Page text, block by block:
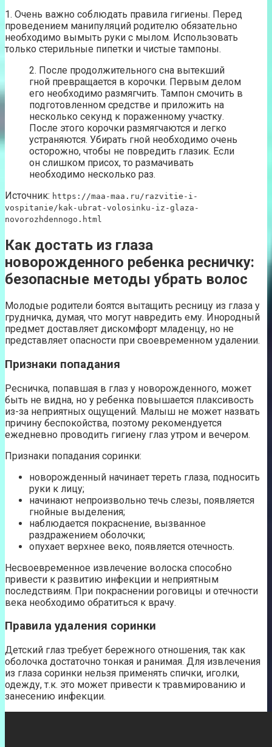
1. Очень важно соблюдать правила гигиены. Перед
проведением манипуляций родителю обязательно
необходимо вымыть руки с мылом. Использовать
только стерильные пипетки и чистые тампоны.
2. После продолжительного сна вытекший
гной превращается в корочки. Первым делом
его необходимо размягчить. Тампон смочить в
подготовленном средстве и приложить на
несколько секунд к пораженному участку.
После этого корочки размягчаются и легко
устраняются. Убирать гной необходимо очень
осторожно, чтобы не повредить глазик. Если
он слишком присох, то размачивать
необходимо несколько раз.
Источник: https://maa-maa.ru/razvitie-i-
vospitanie/kak-ubrat-volosinku-iz-glaza-
novorozhdennogo.html
Как достать из глаза
новорожденного ребенка ресничку:
безопасные методы убрать волос
Молодые родители боятся вытащить ресницу из глаза у
грудничка, думая, что могут навредить ему. Инородный
предмет доставляет дискомфорт младенцу, но не
представляет опасности при своевременном удалении.
Признаки попадания
Ресничка, попавшая в глаз у новорожденного, может
быть не видна, но у ребенка повышается плаксивость
из-за неприятных ощущений. Малыш не может назвать
причину беспокойства, поэтому рекомендуется
ежедневно проводить гигиену глаз утром и вечером.
Признаки попадания соринки:
новорожденный начинает тереть глаза, подносить
руки к лицу;
начинают непроизвольно течь слезы, появляется
гнойные выделения;
наблюдается покраснение, вызванное
раздражением оболочки;
опухает верхнее веко, появляется отечность.
Несвоевременное извлечение волоска способно
привести к развитию инфекции и неприятным
последствиям. При покраснении роговицы и отечности
века необходимо обратиться к врачу.
Правила удаления соринки
Детский глаз требует бережного отношения, так как
оболочка достаточно тонкая и ранимая. Для извлечения
из глаза соринки нельзя применять спички, иголки,
одежду, т.к. это может привести к травмированию и
занесению инфекции.